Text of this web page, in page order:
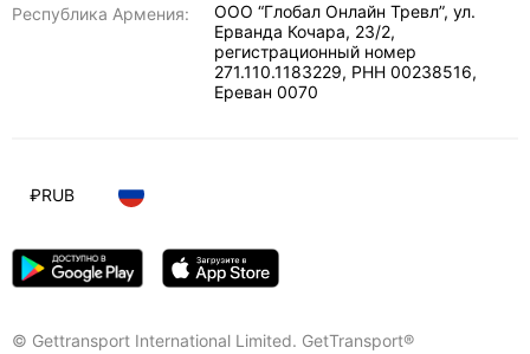
Республика Армения:
ООО “Глобал Онлайн Тревл”, ул.
Ерванда Кочара, 23/2,
регистрационный номер
271.110.1183229, РНН 00238516,
Ереван 0070
© Gettransport International Limited. GetTransport®
₽RUB